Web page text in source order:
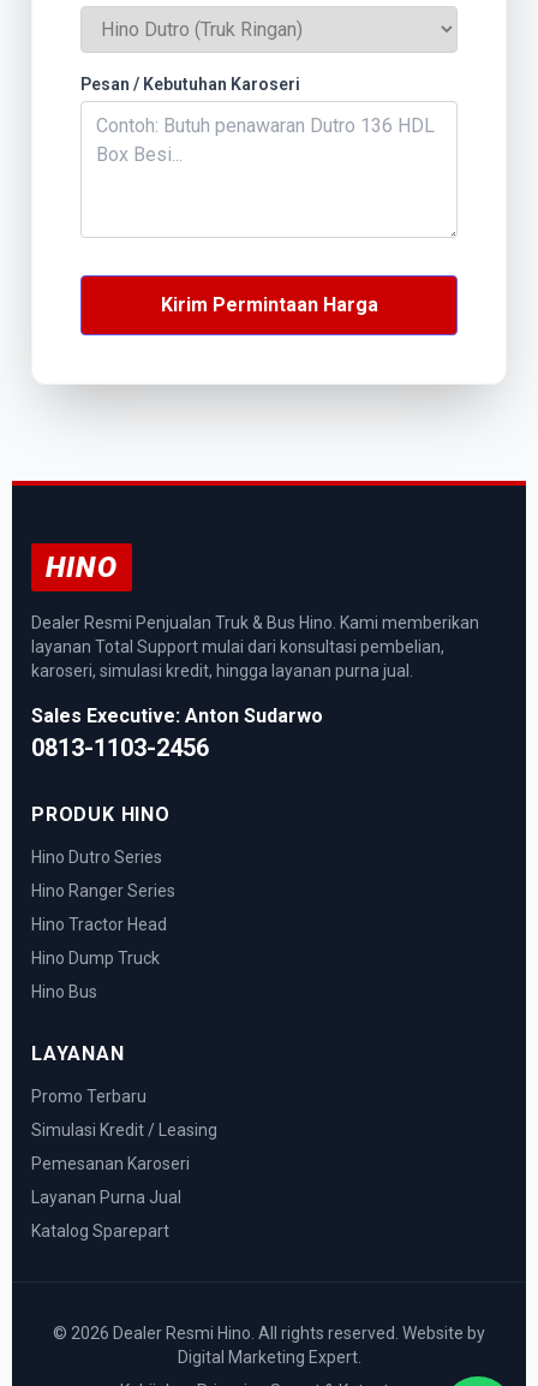
Pesan / Kebutuhan Karoseri
Kirim Permintaan Harga
HINO
Dealer Resmi Penjualan Truk & Bus Hino. Kami memberikan
layanan Total Support mulai dari konsultasi pembelian,
karoseri, simulasi kredit, hingga layanan purna jual.
Sales Executive: Anton Sudarwo
0813-1103-2456
PRODUK HINO
Hino Dutro Series
Hino Ranger Series
Hino Tractor Head
Hino Dump Truck
Hino Bus
LAYANAN
Promo Terbaru
Simulasi Kredit / Leasing
Pemesanan Karoseri
Layanan Purna Jual
Katalog Sparepart
© 2026 Dealer Resmi Hino. All rights reserved. Website by
Digital Marketing Expert.